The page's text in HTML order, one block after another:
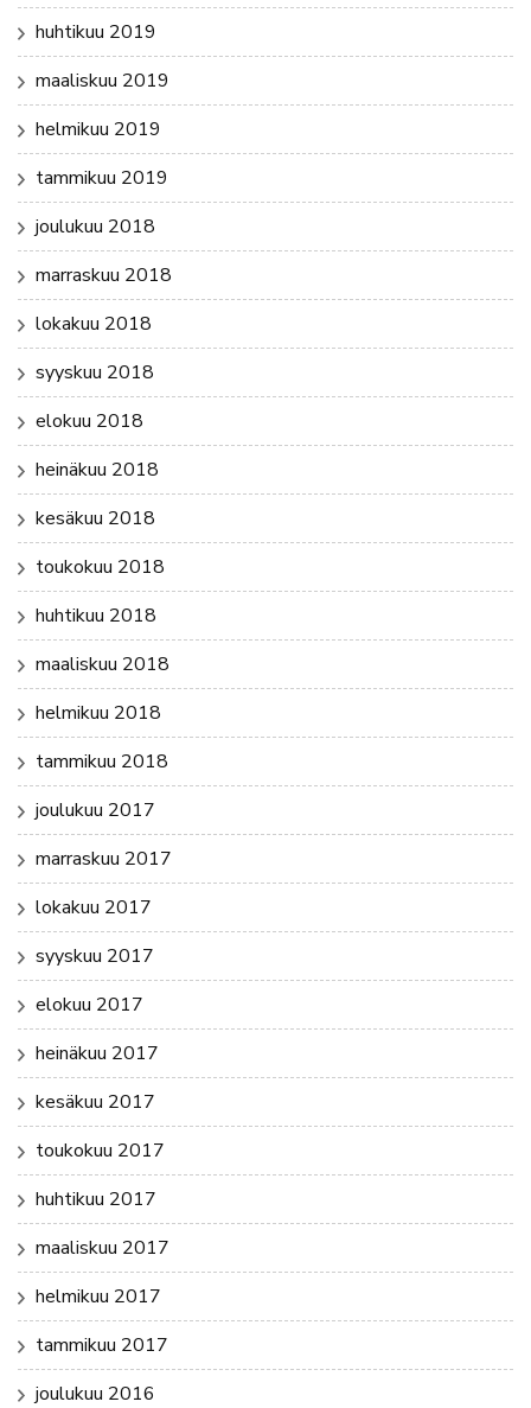
huhtikuu 2019
maaliskuu 2019
helmikuu 2019
tammikuu 2019
joulukuu 2018
marraskuu 2018
lokakuu 2018
syyskuu 2018
elokuu 2018
heinäkuu 2018
kesäkuu 2018
toukokuu 2018
huhtikuu 2018
maaliskuu 2018
helmikuu 2018
tammikuu 2018
joulukuu 2017
marraskuu 2017
lokakuu 2017
syyskuu 2017
elokuu 2017
heinäkuu 2017
kesäkuu 2017
toukokuu 2017
huhtikuu 2017
maaliskuu 2017
helmikuu 2017
tammikuu 2017
joulukuu 2016